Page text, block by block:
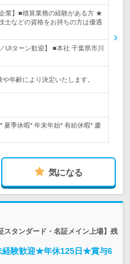
業】■積算業務の経験がある方 ★
士などの資格をお持ちの方は優遇
UIターン歓迎】 ■本社 千葉県市川
年齢により決定いたします。
夏季休暇* 年末年始* 有給休暇* 慶
気になる
スタンダード・名証メイン上場】残
経験歓迎★年休125日★賞与6